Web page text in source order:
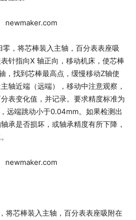
，将芯棒装入主轴，百分表表座吸
针指向X 轴正向，移动机床，使芯棒
，找到芯棒最高点，缓慢移动Z轴使
轴近端（远端），移动中注意观察，
表变化值，并记录。要求精度标准为
远端跳动小于0.04mm。如果检测出
承是否损坏，或轴承精度有所下降，
将芯棒装入主轴，百分表表座吸附在